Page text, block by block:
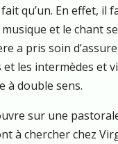
fait qu’un. En effet, il
et le chant
a pris soin
les intermèdes et
à double sens.
sur une
à chercher chez